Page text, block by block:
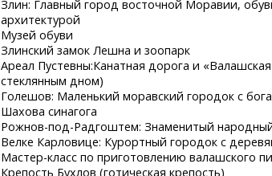
Злин: Главный город восточной Моравии,
архитектурой
Музей обуви
Злинский замок Лешна и зоопарк
Ареал Пустевны:Канатная дорога и
стеклянным дном)
Голешов: Маленький моравский городок с
Шахова синагога
Рожнов-под-Радгоштем: Знаменитый
Велке Карловице: Курортный городок с
Мастер-класс по приготовлению валашского
Крепость Бухлов (готическая крепость)